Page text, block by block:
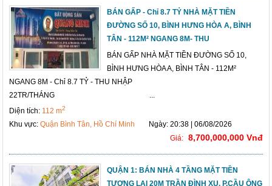
BÁN GẤP - Chỉ 8.7 TỶ NHÀ MẶT TIỀN
ĐƯỜNG SỐ 10, BÌNH HƯNG HÒA A, BÌNH
TÂN - 112M² NGANG 8M- THU
BÁN GẤP NHÀ MẶT TIỀN ĐƯỜNG SỐ 10,
BÌNH HƯNG HÒA A, BÌNH TÂN - 112M²
NGANG 8M - Chỉ 8.7 TỶ - THU NHẬP
22TR/THÁNG ...
Diện tích: 112 m2
Khu vực:Quận Bình Tân, Hồ Chí Minh
Ngày: 20:38 | 06/08/2026
Giá: 8,700,000,000 Vnđ
QUẬN 1: BÁN NHÀ 4 TẦNG MẶT TIỀN
TƯƠNG LAI 20M TRẦN ĐÌNH XU, P.CẦU ÔNG